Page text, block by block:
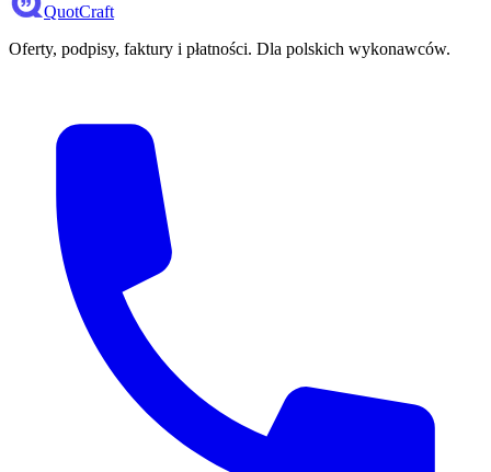
QuotCraft
Oferty, podpisy, faktury i płatności. Dla polskich wykonawców.